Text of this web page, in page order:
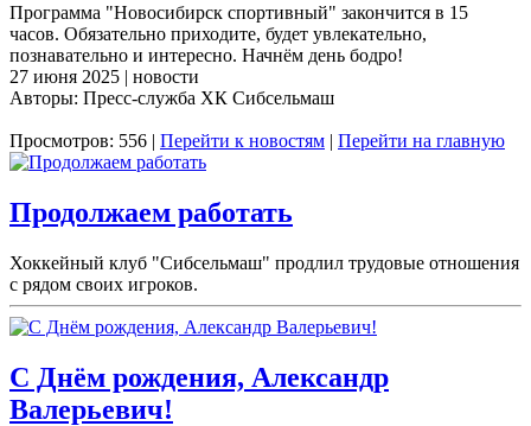
Программа "Новосибирск спортивный" закончится в 15
часов. Обязательно приходите, будет увлекательно,
познавательно и интересно. Начнём день бодро!
27 июня 2025 | новости
Авторы: Пресс-служба ХК Сибсельмаш
Просмотров: 556 | Перейти к новостям | Перейти на главную
Продолжаем работать
Хоккейный клуб "Сибсельмаш" продлил трудовые отношения
с рядом своих игроков.
С Днём рождения, Александр
Валерьевич!